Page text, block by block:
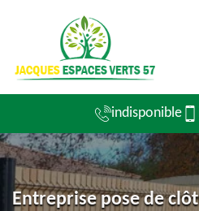
indisponible
Entreprise pose de